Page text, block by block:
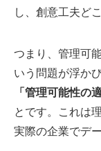
し、創意工夫ど
つまり、管理可
いう問題が浮か
「管理可能性の
とです。これは
実際の企業でデ